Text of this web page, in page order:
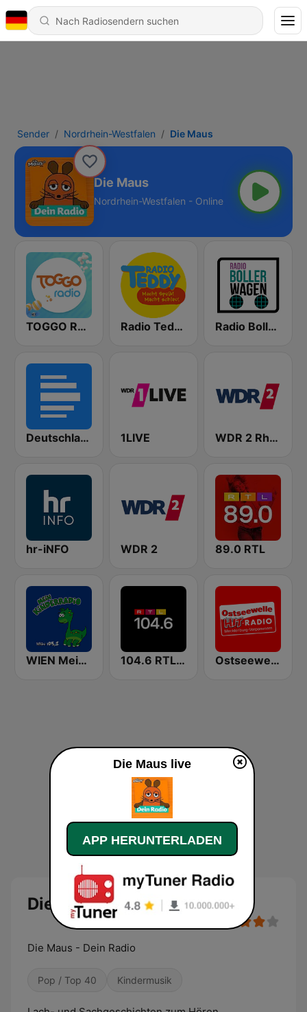
Sender Nordrhein-Westfalen Die Maus
Die Maus
Nordrhein-Westfalen - Online
TOGGO Radio Radio Teddy Radio Bollerwagen
Deutschlandfunk 1LIVE WDR 2 Rhein und Ruhr
hr-iNFO WDR 2 89.0 RTL
WIEN Meine kinder Radio 104.6 RTL Berlins Hitradio Ostseewelle Hit-Radio 105.6
Die Maus Live
Die Maus - Dein Radio
Pop / Top 40 Kindermusik
Die Maus live
APP HERUNTERLADEN